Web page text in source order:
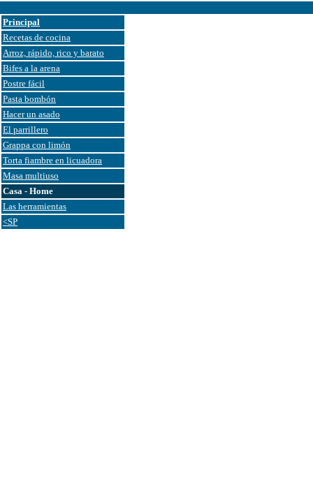
Principal
Recetas de cocina
Arroz, rápido, rico y barato
Bifes a la arena
Postre fácil
Pasta bombón
Hacer un asado
El parrillero
Grappa con limón
Torta fiambre en licuadora
Masa multiuso
Casa - Home
Las herramientas
<SP